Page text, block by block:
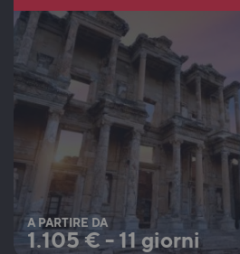
A PARTIRE DA
1.105€ - 11 giorni